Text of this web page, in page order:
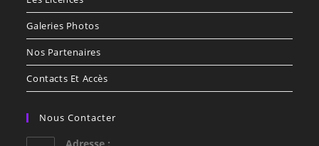
Galeries Photos
Nos Partenaires
Contacts Et Accès
Nous Contacter